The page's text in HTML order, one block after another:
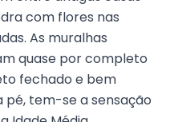
com flores nas
As muralhas
quase por completo
fechado e bem
tem-se a sensação